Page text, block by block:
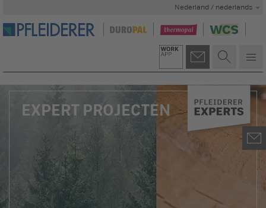
Nederland / nederlands
EXPERT PROJECTEN